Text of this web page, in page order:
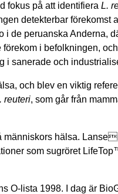
fokus på att identifiera L.
detekterbar
de peruanska Anderna,
förekom i befolkningen,
i sanerade och
och blev en viktig
reuteri, som går från
hälsa.
som sugröret
O-lista 1998. I dag är